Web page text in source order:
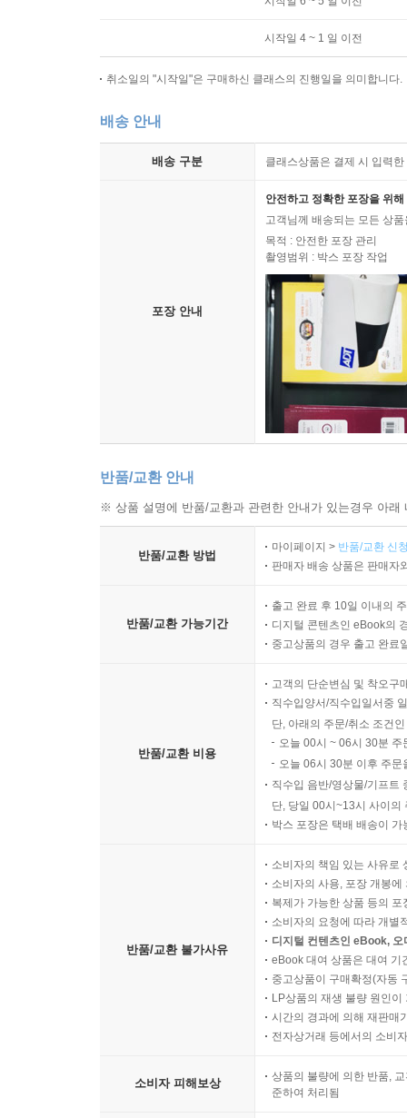
시작일 4 ~ 1 일 이전
취소일의 "시작일"은 구매하신 클래스의 진행일을 의미합니다.
배송 안내
배송 구분 클래스상품은 결제 시 입력
포장 안내
안전하고 정확한 포장을 위
고객님께 배송되는 모든 상
목적 : 안전한 포장 관리
촬영범위 : 박스 포장 작업
반품/교환 안내
※ 상품 설명에 반품/교환과 관련한 안내가 있는경우 아
반품/교환 방법
마이페이지 > 반품/교환 신
판매자 배송 상품은 판매자
반품/교환 가능기간
출고 완료 후 10일 이내의
디지털 콘텐츠인 eBook의
중고상품의 경우 출고 완료
반품/교환 비용
고객의 단순변심 및 착오구
직수입양서/직수입일서중
단, 아래의 주문/취소 조건
오늘 00시 ~ 06시 30분
오늘 06시 30분 이후 주
직수입 음반/영상물/기프트
단, 당일 00시~13시 사이의
박스 포장은 택배 배송이
반품/교환 불가사유
소비자의 책임 있는 사유로
소비자의 사용, 포장 개봉
복제가 가능한 상품 등의
소비자의 요청에 따라 개별
디지털 컨텐츠인 eBook,
eBook 대여 상품은 대여 기
중고상품이 구매확정(자동
LP상품의 재생 불량 원인
시간의 경과에 의해 재판매
전자상거래 등에서의 소비
소비자 피해보상
상품의 불량에 의한 반품,
준하여 처리됨